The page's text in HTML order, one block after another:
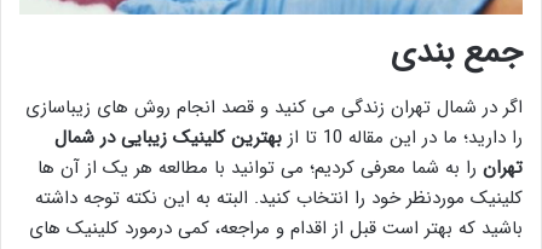
جمع بندی
اگر در شمال تهران زندگی می کنید و قصد انجام روش های زیباسازی
را دارید؛ ما در این مقاله 10 تا از
بهترین کلینیک زیبایی در شمال
تهران را به شما معرفی کردیم؛ می توانید با مطالعه هر یک از آن ها
کلینیک موردنظر خود را انتخاب کنید. البته به این نکته توجه داشته
باشید که بهتر است قبل از اقدام و مراجعه، کمی درمورد کلینیک های